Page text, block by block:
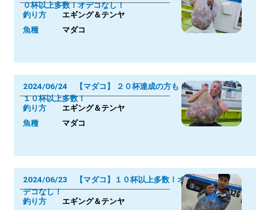
０杯以上多数！オデコなし！
釣り方 エギング＆テンヤ
魚種 マダコ
2024/06/24 【マダコ】 ２０杯達成の方も！
１０杯以上多数！
釣り方 エギング＆テンヤ
魚種 マダコ
2024/06/23 【マダコ】１０杯以上多数！オ
デコなし！
釣り方 エギング＆テンヤ